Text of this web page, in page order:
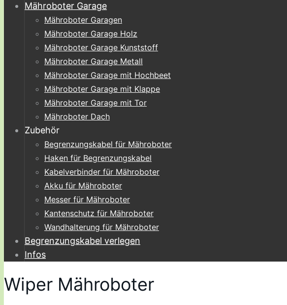
Mähroboter Garage
Mähroboter Garagen
Mähroboter Garage Holz
Mähroboter Garage Kunststoff
Mähroboter Garage Metall
Mähroboter Garage mit Hochbeet
Mähroboter Garage mit Klappe
Mähroboter Garage mit Tor
Mähroboter Dach
Zubehör
Begrenzungskabel für Mähroboter
Haken für Begrenzungskabel
Kabelverbinder für Mähroboter
Akku für Mähroboter
Messer für Mähroboter
Kantenschutz für Mähroboter
Wandhalterung für Mähroboter
Begrenzungskabel verlegen
Infos
Wiper Mähroboter